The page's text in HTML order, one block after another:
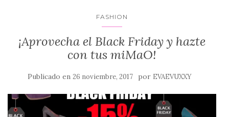
FASHION
¡Aprovecha el Black Friday y hazte
con tus miMaO!
Publicado en 26 noviembre, 2017 por EVAEVUXXY